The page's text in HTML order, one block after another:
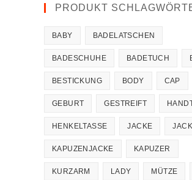
PRODUKT
BABY BADELATSCHEN
BADESCHUHE BADETUCH
BESTICKUNG BODY CAP
GEBURT GESTREIFT
HENKELTASSE JACKE
KAPUZENJACKE KAPUZER
KURZARM LADY MÜTZE